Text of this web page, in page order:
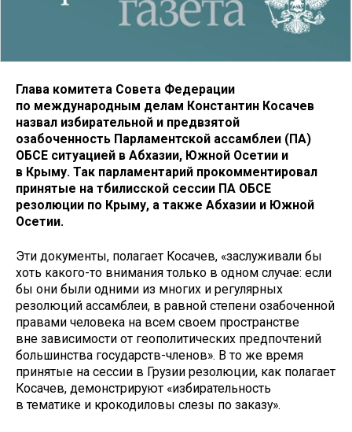
Глава комитета Совета Федерации
по международным делам Константин Косачев
назвал избирательной и предвзятой
озабоченность Парламентской ассамблеи (ПА)
ОБСЕ ситуацией в Абхазии, Южной Осетии и
в Крыму. Так парламентарий прокомментировал
принятые на тбилисской сессии ПА ОБСЕ
резолюции по Крыму, а также Абхазии и Южной
Осетии.
Эти документы, полагает Косачев, «заслуживали бы
хоть какого-то внимания только в одном случае: если
бы они были одними из многих и регулярных
резолюций ассамблеи, в равной степени озабоченной
правами человека на всем своем пространстве
вне зависимости от геополитических предпочтений
большинства государств-членов». В то же время
принятые на сессии в Грузии резолюции, как полагает
Косачев, демонстрируют «избирательность
в тематике и крокодиловы слезы по заказу».